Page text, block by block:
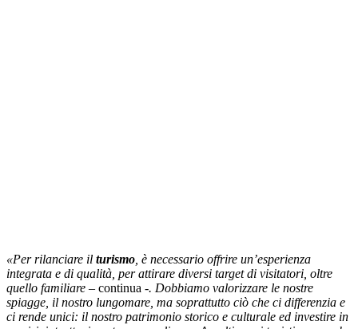
«Per rilanciare il turismo , è necessario offrire un’esperienza
integrata e di qualità, per attirare diversi target di visitatori, oltre
quello familiare – continua -. Dobbiamo valorizzare le nostre
spiagge, il nostro lungomare, ma soprattutto ciò che ci differenzia e
ci rende unici: il nostro patrimonio storico e culturale ed investire in